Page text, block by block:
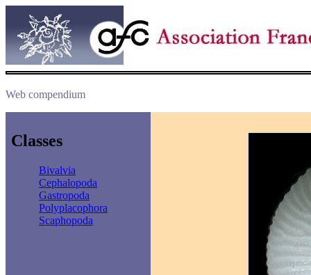
Web compendium
Classes
Bivalvia
Cephalopoda
Gastropoda
Polyplacophora
Scaphopoda